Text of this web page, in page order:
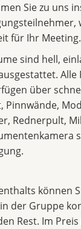
Sie zu uns
für Ihr Meeting.
sind hell,
Alle
über
Pinnwände,
Rednerpult,
können
der Gruppe
Rest. Im